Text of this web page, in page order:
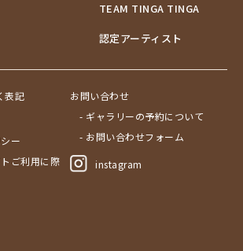
TEAM TINGA TINGA
認定アーティスト
表記
ー
ご利用に際
お問い合わせ
- ギャラリーの予約について
- お問い合わせフォーム
instagram